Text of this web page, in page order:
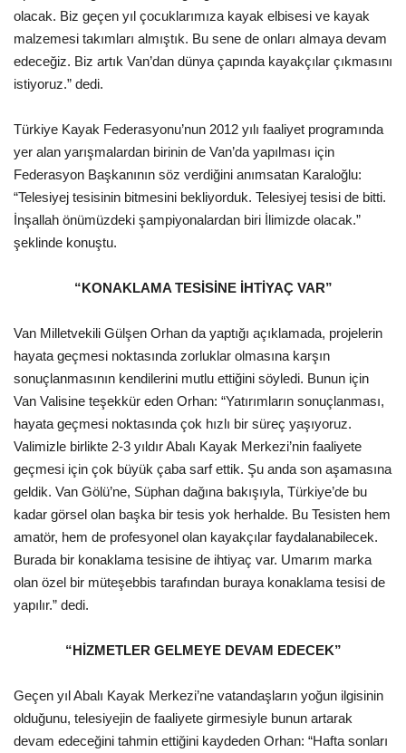
olacak. Biz geçen yıl çocuklarımıza kayak elbisesi ve kayak
malzemesi takımları almıştık. Bu sene de onları almaya devam
edeceğiz. Biz artık Van’dan dünya çapında kayakçılar çıkmasını
istiyoruz.” dedi.
Türkiye Kayak Federasyonu’nun 2012 yılı faaliyet programında
yer alan yarışmalardan birinin de Van’da yapılması için
Federasyon Başkanının söz verdiğini anımsatan Karaloğlu:
“Telesiyej tesisinin bitmesini bekliyorduk. Telesiyej tesisi de bitti.
İnşallah önümüzdeki şampiyonalardan biri İlimizde olacak.”
şeklinde konuştu.
“KONAKLAMA TESİSİNE İHTİYAÇ VAR”
Van Milletvekili Gülşen Orhan da yaptığı açıklamada, projelerin
hayata geçmesi noktasında zorluklar olmasına karşın
sonuçlanmasının kendilerini mutlu ettiğini söyledi. Bunun için
Van Valisine teşekkür eden Orhan: “Yatırımların sonuçlanması,
hayata geçmesi noktasında çok hızlı bir süreç yaşıyoruz.
Valimizle birlikte 2-3 yıldır Abalı Kayak Merkezi’nin faaliyete
geçmesi için çok büyük çaba sarf ettik. Şu anda son aşamasına
geldik. Van Gölü’ne, Süphan dağına bakışıyla, Türkiye’de bu
kadar görsel olan başka bir tesis yok herhalde. Bu Tesisten hem
amatör, hem de profesyonel olan kayakçılar faydalanabilecek.
Burada bir konaklama tesisine de ihtiyaç var. Umarım marka
olan özel bir müteşebbis tarafından buraya konaklama tesisi de
yapılır.” dedi.
“HİZMETLER GELMEYE DEVAM EDECEK”
Geçen yıl Abalı Kayak Merkezi’ne vatandaşların yoğun ilgisinin
olduğunu, telesiyejin de faaliyete girmesiyle bunun artarak
devam edeceğini tahmin ettiğini kaydeden Orhan: “Hafta sonları